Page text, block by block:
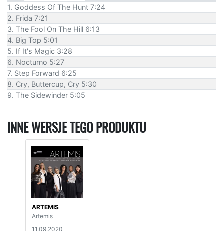
1. Goddess Of The Hunt 7:24
2. Frida 7:21
3. The Fool On The Hill 6:13
4. Big Top 5:01
5. If It's Magic 3:28
6. Nocturno 5:27
7. Step Forward 6:25
8. Cry, Buttercup, Cry 5:30
9. The Sidewinder 5:05
INNE WERSJE TEGO PRODUKTU
ARTEMIS
Artemis
11.09.2020